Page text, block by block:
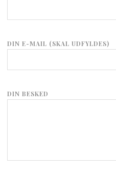
DIN E-MAIL (SKAL UDFYLDES)
DIN BESKED